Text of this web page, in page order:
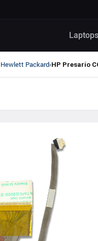
Laptops
Hewlett Packard›HP Presario